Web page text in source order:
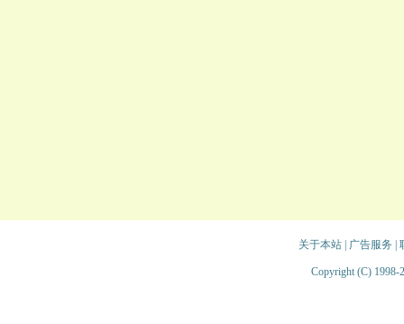
关于本站| 广告服务
Copyright (C) 1998-